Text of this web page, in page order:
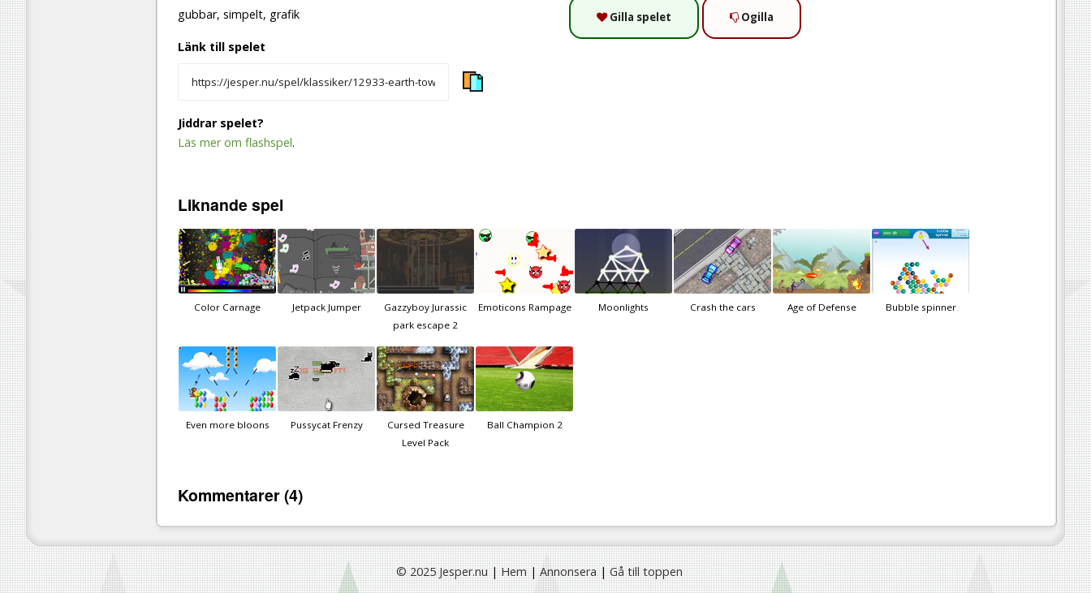
Gilla spelet Ogilla
gubbar, simpelt, grafik
Länk till spelet
Jiddrar spelet?
Läs mer om flashspel.
Liknandespel
Color Carnage Jetpack Jumper
Gazzyboy Jurassic
park escape 2
Emoticons Rampage Moonlights Crash the cars Age of Defense Bubble spinner
Even more bloons Pussycat Frenzy
Cursed Treasure
Level Pack
Ball Champion 2
Kommentarer (4)
© 2025 Jesper.nu|Hem|Annonsera|Gå till toppen